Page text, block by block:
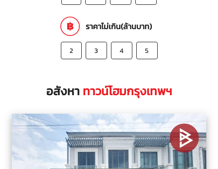
ราคาไม่เกิน(ล้านบาท)
2 3 4 5
อสังหา ทาวน์โฮมกรุงเทพฯ